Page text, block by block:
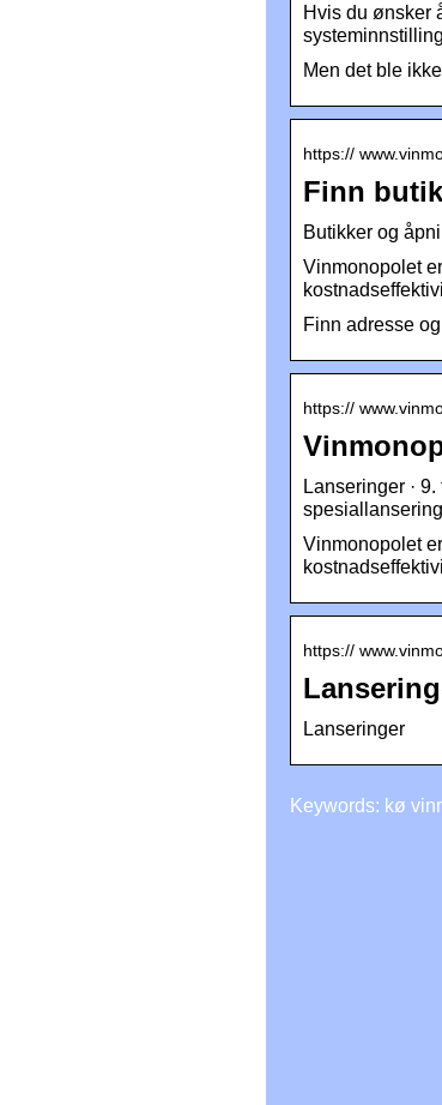
Hvis du ønsker
Men det ble
https://
Finn
Butikker og
Vinmonopolet
Finn adresse
https://
Lanseringer ·
Vinmonopolet
https://
Lanseringer
Keywords: kø